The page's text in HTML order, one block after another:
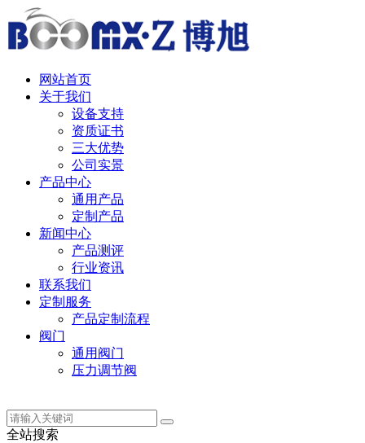
网站首页
关于我们
设备支持
资质证书
三大优势
公司实景
产品中心
通用产品
定制产品
新闻中心
产品测评
行业资讯
联系我们
定制服务
产品定制流程
阀门
通用阀门
压力调节阀
全站搜索